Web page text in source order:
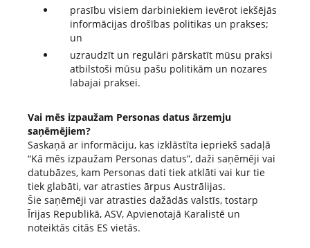
prasību visiem darbiniekiem ievērot iekšējās
informācijas drošības politikas un prakses;
un
uzraudzīt un regulāri pārskatīt mūsu praksi
atbilstoši mūsu pašu politikām un nozares
labajai praksei.
Vai mēs izpaužam Personas datus ārzemju
saņēmējiem?
Saskaņā ar informāciju, kas izklāstīta iepriekš sadaļā
“Kā mēs izpaužam Personas datus”, daži saņēmēji vai
datubāzes, kam Personas dati tiek atklāti vai kur tie
tiek glabāti, var atrasties ārpus Austrālijas.
Šie saņēmēji var atrasties dažādās valstīs, tostarp
Īrijas Republikā, ASV, Apvienotajā Karalistē un
noteiktās citās ES vietās.